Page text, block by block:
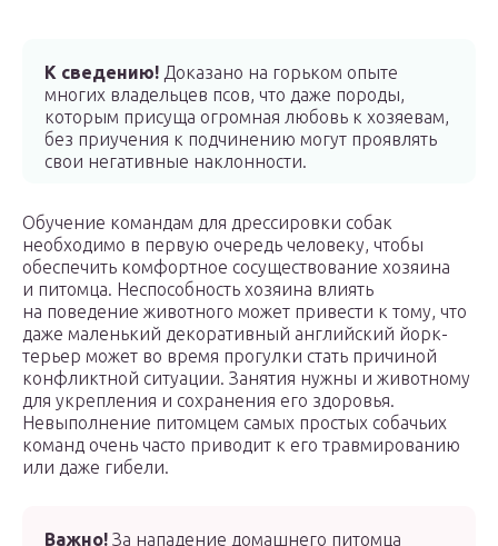
К сведению! Доказано на горьком опыте
многих владельцев псов, что даже породы,
которым присуща огромная любовь к хозяевам,
без приучения к подчинению могут проявлять
свои негативные наклонности.
Обучение командам для дрессировки собак
необходимо в первую очередь человеку, чтобы
обеспечить комфортное сосуществование хозяина
и питомца. Неспособность хозяина влиять
на поведение животного может привести к тому, что
даже маленький декоративный английский йорк-
терьер может во время прогулки стать причиной
конфликтной ситуации. Занятия нужны и животному
для укрепления и сохранения его здоровья.
Невыполнение питомцем самых простых собачьих
команд очень часто приводит к его травмированию
или даже гибели.
Важно! За нападение домашнего питомца